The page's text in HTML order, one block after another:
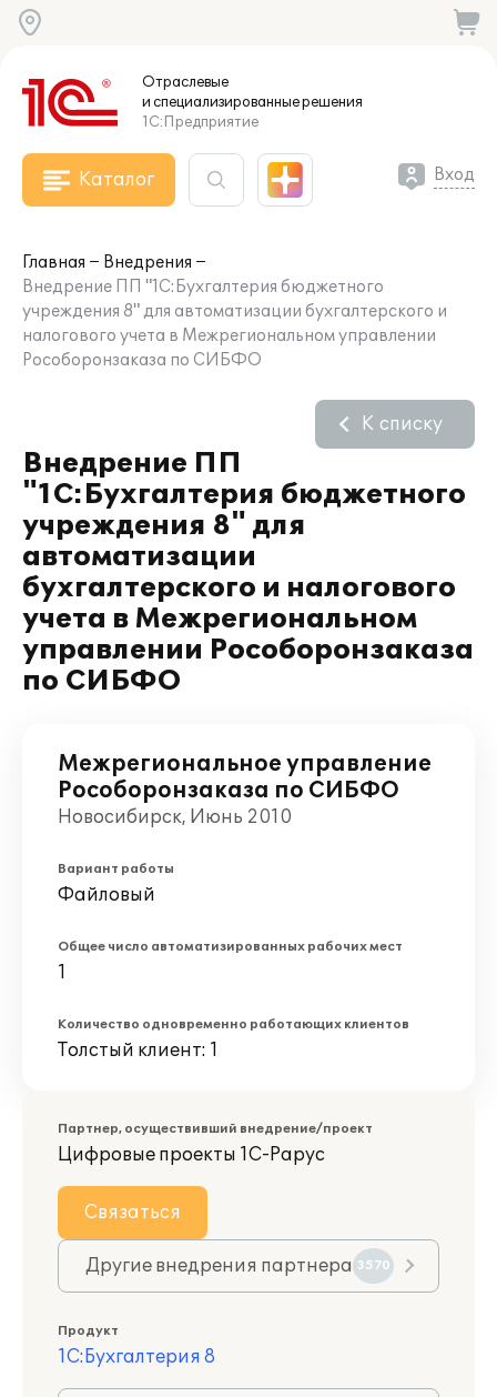
Отраслевые
и специализированныерешения
1С:Предприятие
Каталог Вход
Главная
Внедрения
Внедрение ПП "1С:Бухгалтерия бюджетного
учреждения 8" для автоматизации бухгалтерского и
налогового учета в Межрегиональном управлении
Рособоронзаказа по СИБФО
Внедрение ПП
"1С:Бухгалтерия бюджетного
учреждения 8" для
автоматизации
бухгалтерского и налогового
учета в Межрегиональном
управлении Рособоронзаказа
по СИБФО
К списку
Межрегиональное управление
Рособоронзаказа по СИБФО
Новосибирск, Июнь 2010
Вариант работы
Файловый
Общее число автоматизированных рабочих мест
1
Количество одновременно работающих клиентов
Толстый клиент: 1
Партнер, осуществивший внедрение/проект
Цифровые проекты 1С-Рарус
Связаться
Другие внедрения партнера 3570
Продукт
1С:Бухгалтерия 8